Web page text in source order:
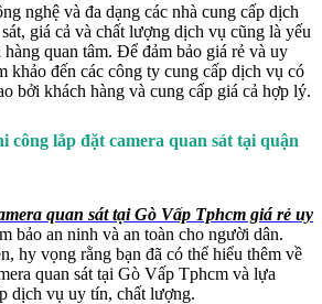
nghệ và đa dạng các nhà cung cấp dịch
giá cả và chất lượng dịch vụ cũng là yếu
quan tâm. Để đảm bảo giá rẻ và uy
khảo đến các công ty cung cấp dịch vụ có
bởi khách hàng và cung cấp giá cả hợp lý.
công lắp đặt camera quan sát tại quận
quan sát tại Gò Vấp Tphcm giá rẻ uy
bảo an ninh và an toàn cho người dân.
hy vọng rằng bạn đã có thể hiểu thêm về
quan sát tại Gò Vấp Tphcm và lựa
dịch vụ uy tín, chất lượng.